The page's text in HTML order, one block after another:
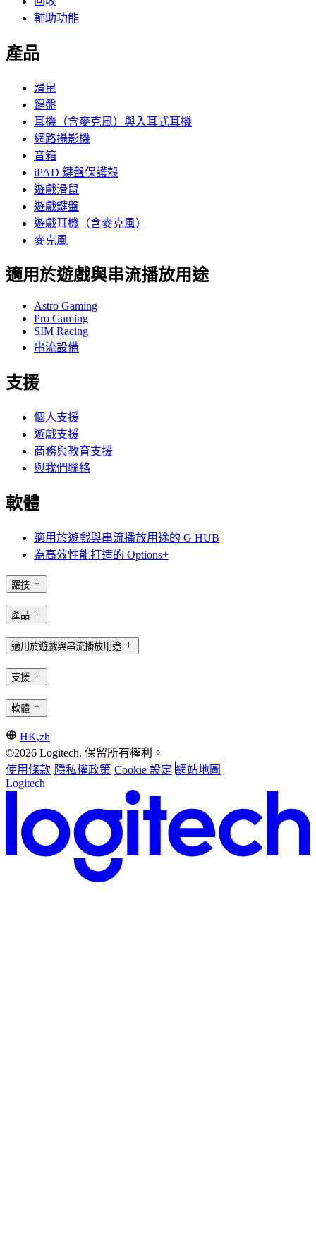
輔助功能
產品
滑鼠
鍵盤
耳機（含麥克風）與入耳式耳機
網路攝影機
音箱
iPAD 鍵盤保護殼
遊戲滑鼠
遊戲鍵盤
遊戲耳機（含麥克風）
麥克風
適用於遊戲與串流播放用途
Astro Gaming
Pro Gaming
SIM Racing
串流設備
支援
個人支援
遊戲支援
商務與教育支援
與我們聯絡
軟體
適用於遊戲與串流播放用途的 G HUB
為高效性能打造的 Options+
羅技
產品
適用於遊戲與串流播放用途
支援
軟體
HK,zh
©2026 Logitech. 保留所有權利。
使用條款 隱私權政策 Cookie 設定 網站地圖
Logitech